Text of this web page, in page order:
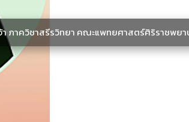
า ภาควิชาสรีรวิทยา คณะแพทยศาสตร์ศิริราชพย